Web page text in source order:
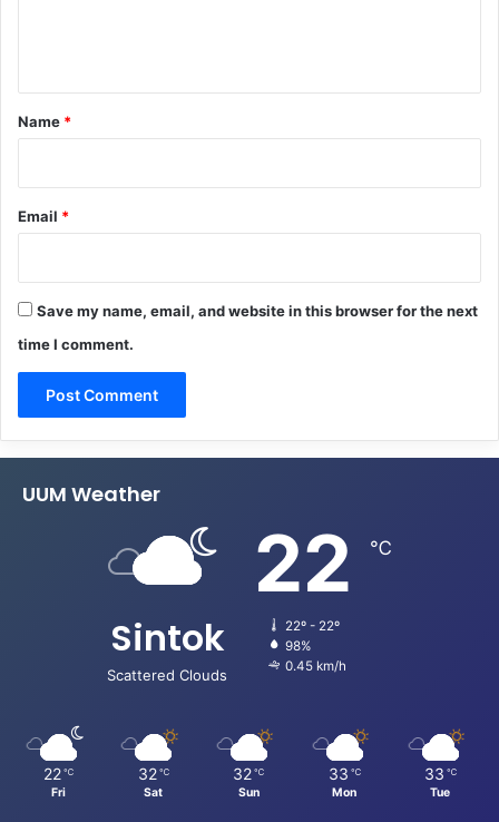
*
Name *
Email *
Save my name, email, and website in this browser for the next
time I comment.
UUM Weather
Sintok
Scattered Clouds
22 ℃
22º - 22º
98%
0.45 km/h
22 ℃
Fri
32 ℃
Sat
32 ℃
Sun
33 ℃
Mon
33 ℃
Tue